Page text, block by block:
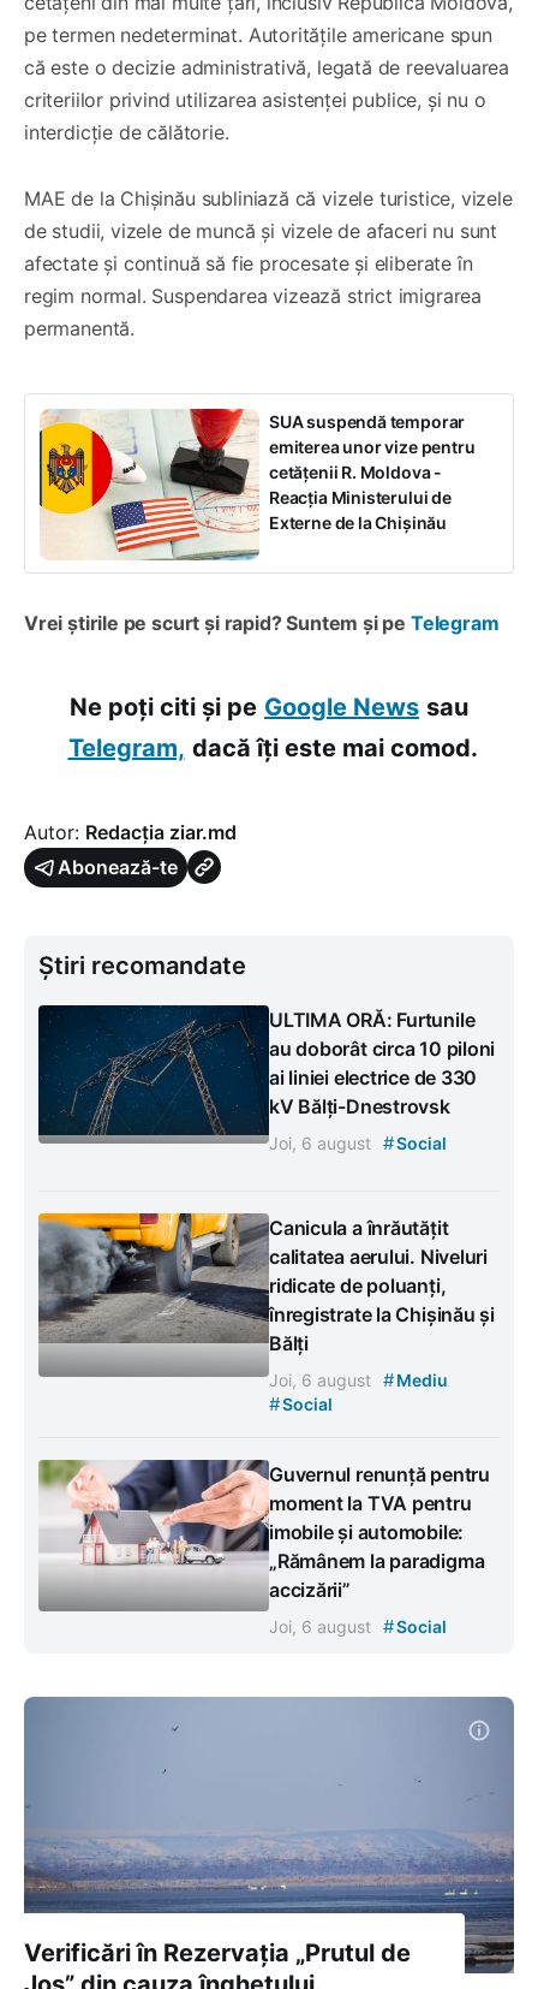
pe termen nedeterminat. Autoritățile americane spun
că este o decizie administrativă, legată de reevaluarea
criteriilor privind utilizarea asistenței publice, și nu o
interdicție de călătorie.
MAE de la Chișinău subliniază că vizele turistice, vizele
de studii, vizele de muncă și vizele de afaceri nu sunt
afectate și continuă să fie procesate și eliberate în
regim normal. Suspendarea vizează strict imigrarea
permanentă.
SUA suspendă temporar
emiterea unor vize pentru
cetățenii R. Moldova -
Reacția Ministerului de
Externe de la Chișinău
Vrei știrile pe scurt și rapid? Suntem și pe Telegram
Ne poți citi și pe Google News sau
Telegram, dacă îți este mai comod.
Autor: Redacția ziar.md
Abonează-te
Știri recomandate
ULTIMA ORĂ: Furtunile
au doborât circa 10 piloni
ai liniei electrice de 330
kV Bălți-Dnestrovsk
Joi, 6 august #Social
Canicula a înrăutățit
calitatea aerului. Niveluri
ridicate de poluanți,
înregistrate la Chișinău și
Bălți
Joi, 6 august #Mediu
#Social
Guvernul renunță pentru
moment la TVA pentru
imobile și automobile:
„Rămânem la paradigma
accizării”
Joi, 6 august #Social
Verificări în Rezervația „Prutul de